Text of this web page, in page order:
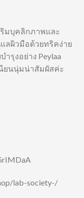
มบุคลิกภาพและ
ลผิวมือด้วยทริคง่าย
รุงอย่าง Peylaa
ยนนุ่มน่าสัมผัสค่ะ
lab-society-/